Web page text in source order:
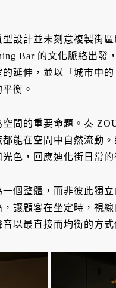
設計並未刻意複製街
Bar 的文化脈絡出發
延伸，並以「城市中
衡。
間的重要命題。奏
能在空間中自然流動
色，回應迪化街日常的
個整體，而非彼此獨
讓顧客在坐定時，視
以最直接而均衡的方式